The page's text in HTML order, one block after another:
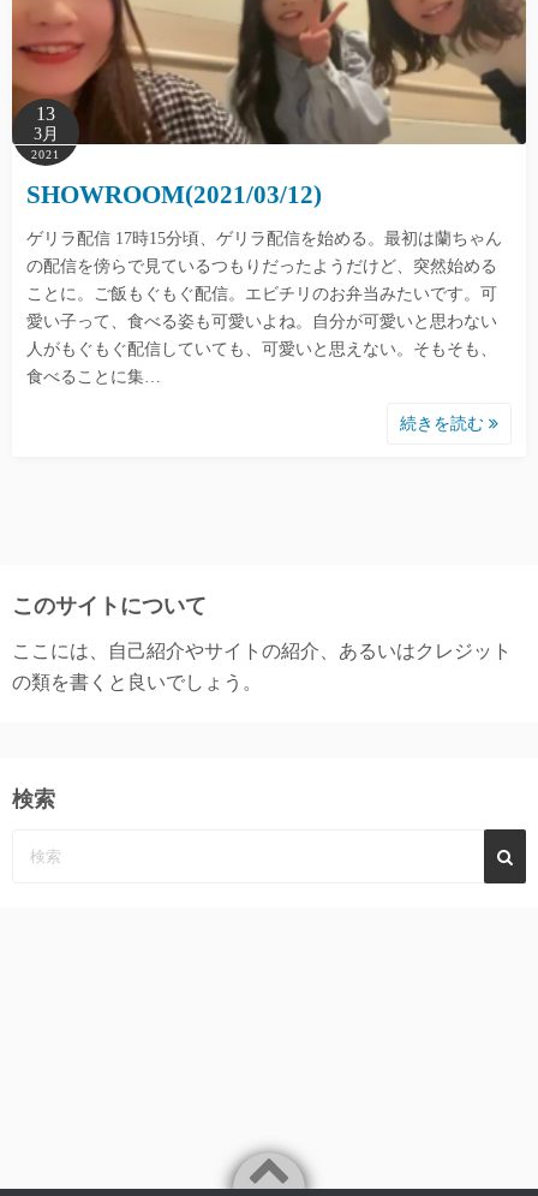
13
3月
2021
SHOWROOM(2021/03/12)
ゲリラ配信 17時15分頃、ゲリラ配信を始める。最初は蘭ちゃん
の配信を傍らで見ているつもりだったようだけど、突然始める
ことに。ご飯もぐもぐ配信。エビチリのお弁当みたいです。可
愛い子って、食べる姿も可愛いよね。自分が可愛いと思わない
人がもぐもぐ配信していても、可愛いと思えない。そもそも、
食べることに集…
続きを読む
このサイトについて
ここには、自己紹介やサイトの紹介、あるいはクレジット
の類を書くと良いでしょう。
検索